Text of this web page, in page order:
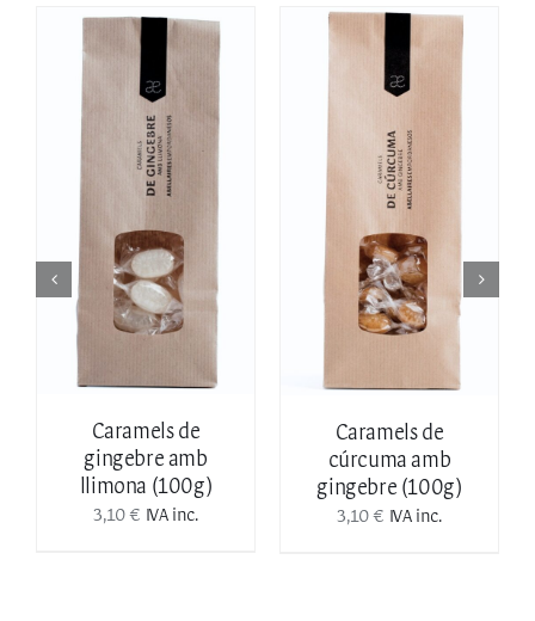
AFEGEIX A LA
DETALLS
Caramels de
gingebre amb
llimona (100g)
3,10€ IVA inc.
AFEGEIX A LA
CISTELLA
DETALLS
Caramels de
cúrcuma amb
gingebre (100g)
3,10€ IVA inc.